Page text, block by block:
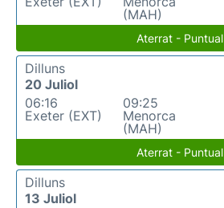
(MAH)
Aterrat - Puntual
Dilluns
20 Juliol
06:16
Exeter (EXT)
09:25
Menorca
(MAH)
Aterrat - Puntual
Dilluns
13 Juliol